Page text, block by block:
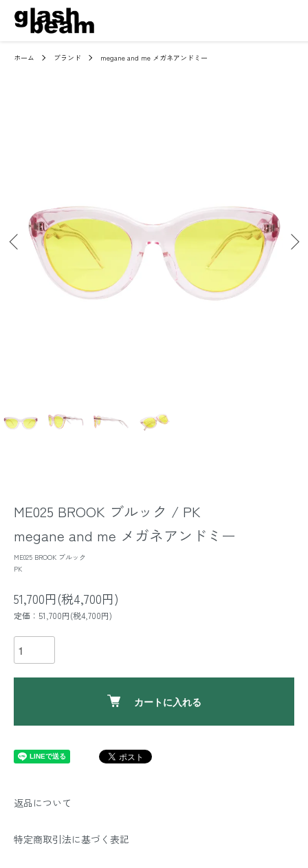
ホーム ブランド megane and me メガネアンドミー
ME025 BROOK ブルック / PK
megane and me メガネアンドミー
ME025 BROOK ブルック
PK
51,700円(税4,700円)
定価：51,700円(税4,700円)
カートに入れる
返品について
特定商取引法に基づく表記